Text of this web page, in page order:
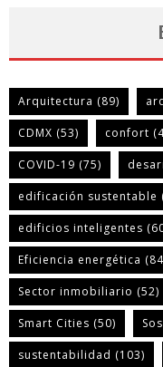
Arquitectura (89)
CDMX (53) confort
COVID-19 (75)
edificación sustentable
edificios inteligentes
Eficiencia energética
Sector inmobiliario (52)
Smart Cities (50)
sustentabilidad (103)